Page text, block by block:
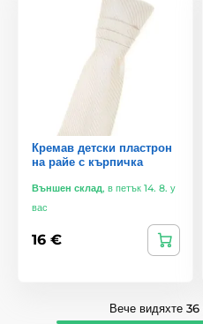
Кремав детски пластрон
на райе с кърпичка
Външен склад, в петък 14. 8. у
вас
16 €
Вече видяхте 36